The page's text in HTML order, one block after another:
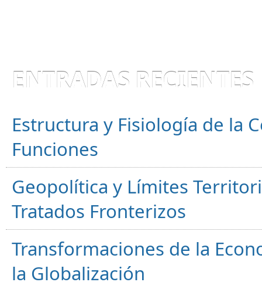
ENTRADAS RECIENTES
Estructura y Fisiología de la
Funciones
Geopolítica y Límites
Tratados Fronterizos
Transformaciones de la
la Globalización